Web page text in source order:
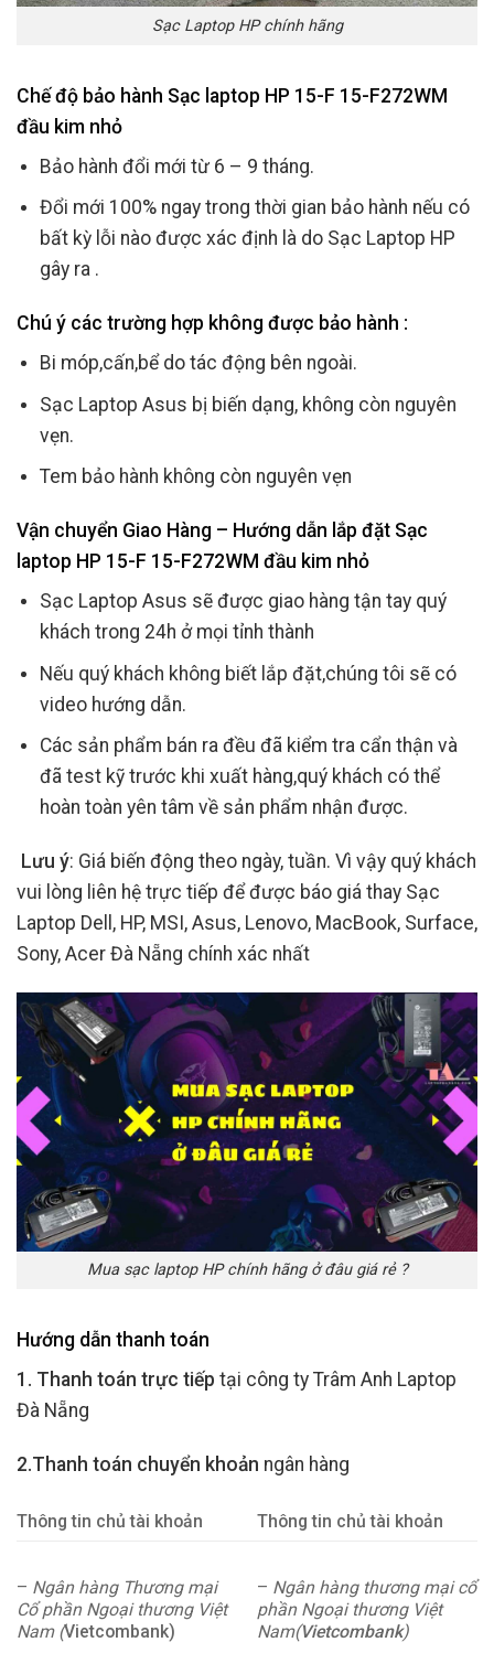
Sạc Laptop HP chính hãng
Chế độ bảo hành Sạc laptop HP 15-F 15-F272WM
đầu kim nhỏ
Bảo hành đổi mới từ 6 – 9 tháng.
Đổi mới 100% ngay trong thời gian bảo hành nếu có
bất kỳ lỗi nào được xác định là do Sạc Laptop HP
gây ra .
Chú ý các trường hợp không được bảo hành :
Bi móp,cấn,bể do tác động bên ngoài.
Sạc Laptop Asus bị biến dạng, không còn nguyên
vẹn.
Tem bảo hành không còn nguyên vẹn
Vận chuyển Giao Hàng – Hướng dẫn lắp đặt Sạc
laptop HP 15-F 15-F272WM đầu kim nhỏ
Sạc Laptop Asus sẽ được giao hàng tận tay quý
khách trong 24h ở mọi tỉnh thành
Nếu quý khách không biết lắp đặt,chúng tôi sẽ có
video hướng dẫn.
Các sản phẩm bán ra đều đã kiểm tra cẩn thận và
đã test kỹ trước khi xuất hàng,quý khách có thể
hoàn toàn yên tâm về sản phẩm nhận được.
Lưu ý: Giá biến động theo ngày, tuần. Vì vậy quý khách
vui lòng liên hệ trực tiếp để được báo giá thay Sạc
Laptop Dell, HP, MSI, Asus, Lenovo, MacBook, Surface,
Sony, Acer Đà Nẵng chính xác nhất
Mua sạc laptop HP chính hãng ở đâu giá rẻ ?
Hướng dẫn thanh toán
1. Thanh toán trực tiếp tại công ty Trâm Anh Laptop
Đà Nẵng
2.Thanh toán chuyển khoản ngân hàng
Thông tin chủ tài khoản Thông tin chủ tài khoản
– Ngân hàng Thương mại
Cổ phần Ngoại thương Việt
Nam (Vietcombank)
– Ngân hàng thương mại cổ
phần Ngoại thương Việt
Nam(Vietcombank)